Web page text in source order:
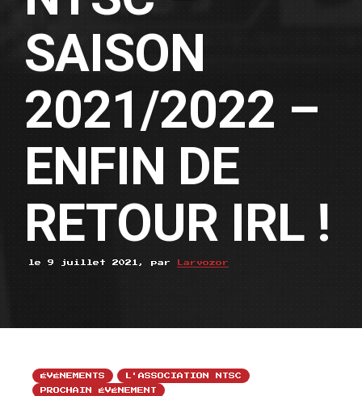
SAISON
2021/2022 –
ENFIN DE
RETOUR IRL !
le 9 juillet 2021, par Larvozor
ÉVÉNEMENTS L'ASSOCIATION NTSC
PROCHAIN ÉVÉNEMENT